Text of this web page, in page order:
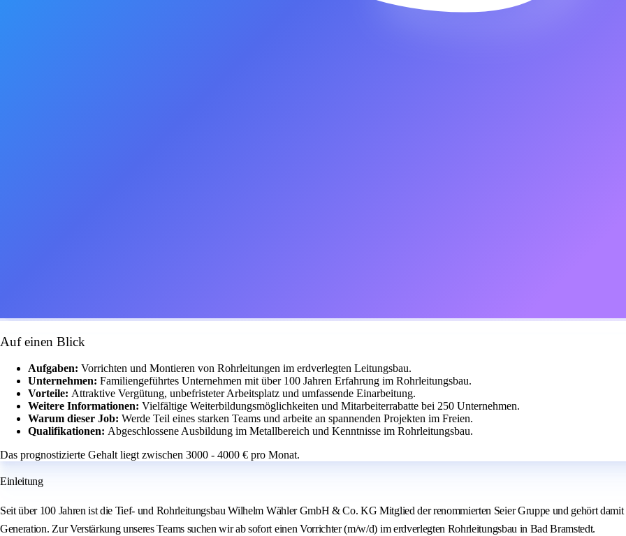
Auf einen Blick
Aufgaben: Vorrichten und Montieren von Rohrleitungen im erdverlegten Leitungsbau.
Unternehmen: Familiengeführtes Unternehmen mit über 100 Jahren Erfahrung im Rohrleitungsbau.
Vorteile: Attraktive Vergütung, unbefristeter Arbeitsplatz und umfassende Einarbeitung.
Weitere Informationen: Vielfältige Weiterbildungsmöglichkeiten und Mitarbeiterrabatte bei 250 Unternehmen.
Warum dieser Job: Werde Teil eines starken Teams und arbeite an spannenden Projekten im Freien.
Qualifikationen: Abgeschlossene Ausbildung im Metallbereich und Kenntnisse im Rohrleitungsbau.
Das prognostizierte Gehalt liegt zwischen 3000 - 4000 € pro Monat.
Einleitung
Seit über 100 Jahren ist die Tief- und Rohrleitungsbau Wilhelm Wähler GmbH & Co. KG Mitglied der renommierten Seier Gruppe und gehört
Generation. Zur Verstärkung unseres Teams suchen wir ab sofort einen Vorrichter (m/w/d) im erdverlegten Rohrleitungsbau in Bad Bramstedt.